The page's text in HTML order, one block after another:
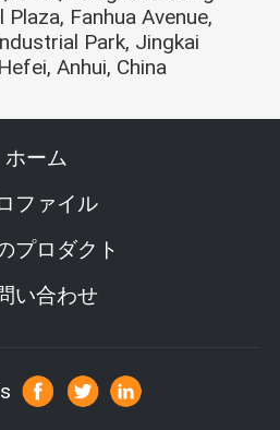
一キャリッジは、このSシリー
、使用されたデジタル テクノ
他の規則的か不規則なパターン
のヤーンによって編むこと適し
て付属品を形づけるために編ん
ジャージの平野の生地を、不規
Plaza, Fanhua Avenue,
Park, Jingkai
Anhui, China
ホーム
ファイル
プロダクト
い合わせ